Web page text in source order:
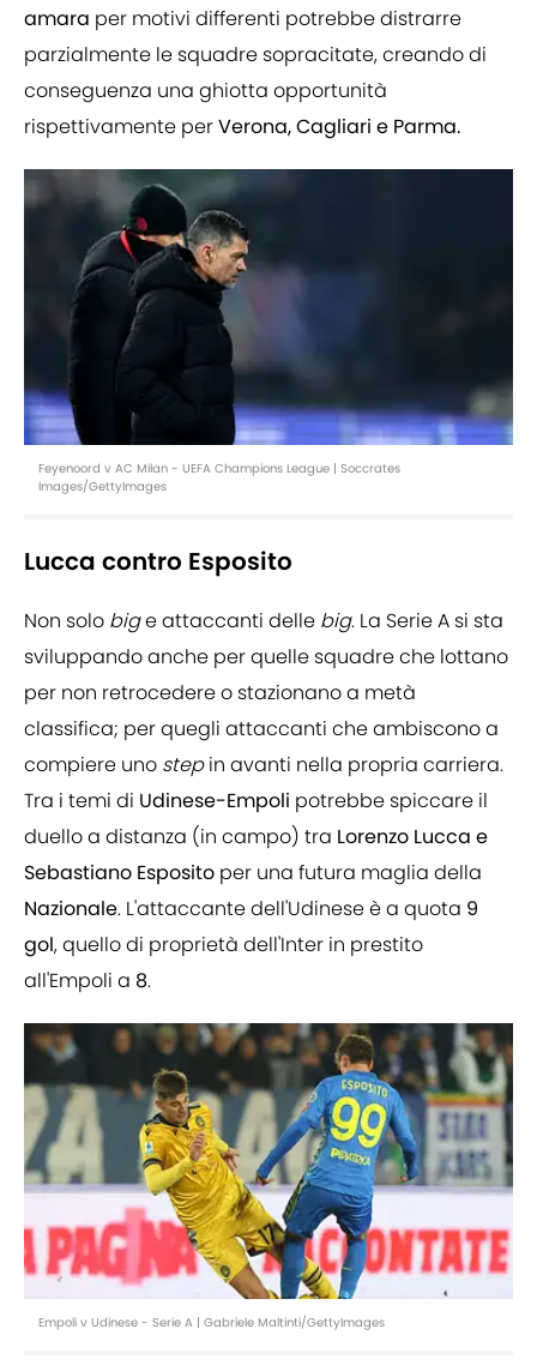
amara per motivi differenti potrebbe distrarre
parzialmente le squadre sopracitate, creando di
conseguenza una ghiotta opportunità
rispettivamente perVerona, Cagliari e Parma.
Feyenoord v AC Milan - UEFA Champions League | Soccrates
Images/GettyImages
Lucca contro Esposito
Non solo bige attaccanti delle big. La Serie A si sta
sviluppando anche per quelle squadre che lottano
per non retrocedere o stazionano a metà
classifica; per quegli attaccanti che ambiscono a
compiere uno stepin avanti nella propria carriera.
Tra i temi di Udinese-Empoli potrebbe spiccare il
duello a distanza (in campo) tra Lorenzo Lucca e
Sebastiano Esposito per una futura maglia della
Nazionale. L'attaccante dell'Udinese è a quota 9
gol, quello di proprietà dell'Inter in prestito
all'Empoli a 8.
Empoli v Udinese - Serie A | Gabriele Maltinti/GettyImages